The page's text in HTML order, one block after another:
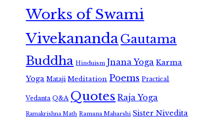
Works of Swami
VivekanandaGautama
Buddha Hinduism Jnana Yoga Karma
Yoga Mataji Meditation Poems Practical
Vedanta Q&A Quotes Raja Yoga
Ramakrishna Math Ramana Maharshi Sister Nivedita